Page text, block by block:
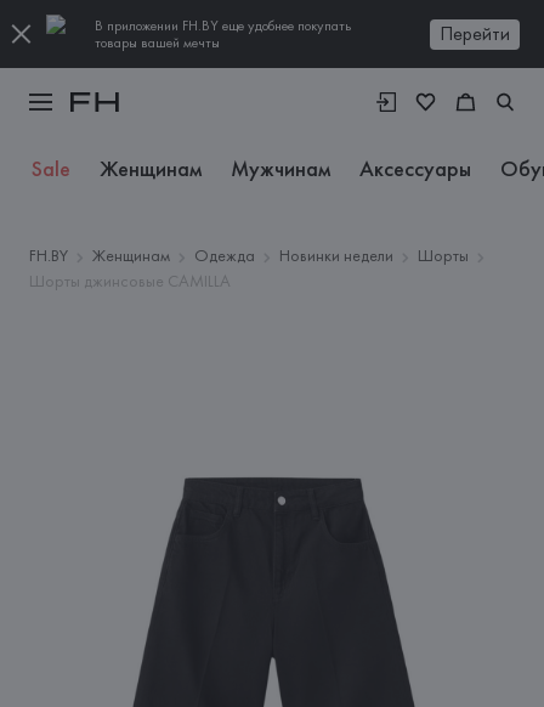
В приложении FH.BY еще удобнее покупать
товары вашей мечты
Перейти
Sale Женщинам Мужчинам Аксессуары
FH.BY Женщинам Одежда Новинки недели
Шорты
Шорты джинсовые CAMILLA